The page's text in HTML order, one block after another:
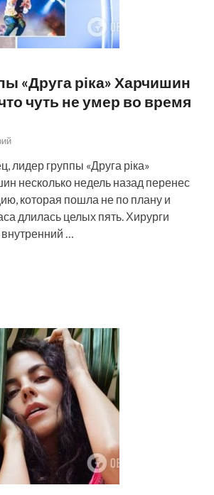
«Друга ріка» Харчишин
чуть не умер во время
лидер группы «Друга ріка»
несколько недель назад перенес
которая пошла не по плану и
длилась целых пять. Хирурги
…